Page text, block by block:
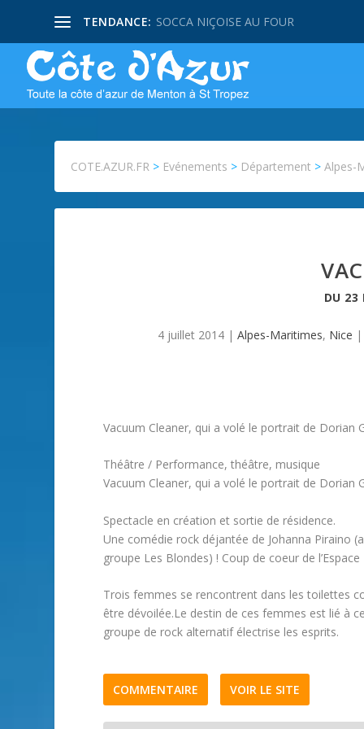
TENDANCE: SOCCA NIÇOISE AU FOUR
COTE.AZUR.FR > Evénements > Département >Alpes-
DU 23
4 juillet 2014| Alpes-Maritimes, Nice
Vacuum Cleaner, qui a volé le portrait de Dorian
Théâtre / Performance, théâtre, musique
Vacuum Cleaner, qui a volé le portrait de Dorian
Spectacle en création et sortie de résidence.
Une comédie rock déjantée de Johanna Piraino
groupe Les Blondes) ! Coup de coeur de
Trois femmes se rencontrent dans les toilettes
être dévoilée.Le destin de ces femmes est lié à
groupe de rock alternatif électrise les esprits.
COMMENTAIRE VOIR LE SITE